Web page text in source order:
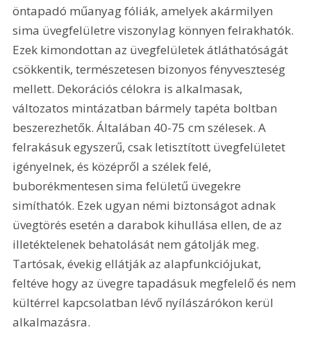
öntapadó műanyag fóliák, amelyek akármilyen
sima üvegfelületre viszonylag könnyen felrakhatók.
Ezek kimondottan az üvegfelületek átláthatóságát
csökkentik, természetesen bizonyos fényveszteség
mellett. Dekorációs célokra is alkalmasak,
változatos mintázatban bármely tapéta boltban
beszerezhetők. Általában 40-75 cm szélesek. A
felrakásuk egyszerű, csak letisztított üvegfelületet
igényelnek, és középről a szélek felé,
buborékmentesen sima felületű üvegekre
simíthatók. Ezek ugyan némi biztonságot adnak
üvegtörés esetén a darabok kihullása ellen, de az
illetéktelenek behatolását nem gátolják meg.
Tartósak, évekig ellátják az alapfunkciójukat,
feltéve hogy az üvegre tapadásuk megfelelő és nem
kültérrel kapcsolatban lévő nyílászárókon kerül
alkalmazásra.